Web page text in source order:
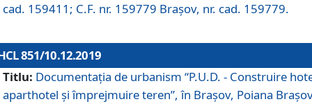
cad. 159411; C.F. nr. 159779 Brașov, nr. cad. 159779.
851/10.12.2019
Titlu: Documentaţia de urbanism “P.U.D. - Construire
aparthotel şi împrejmuire teren”, în Braşov, Poiana